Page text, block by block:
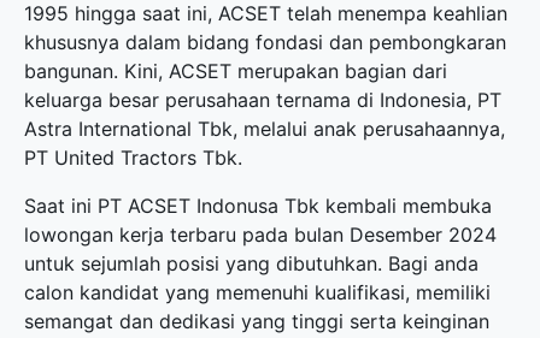
1995 hingga saat ini, ACSET telah menempa keahlian
khususnya dalam bidang fondasi dan pembongkaran
bangunan. Kini, ACSET merupakan bagian dari
keluarga besar perusahaan ternama di Indonesia, PT
Astra International Tbk, melalui anak perusahaannya,
PT United Tractors Tbk.
Saat ini PT ACSET Indonusa Tbk kembali membuka
lowongan kerja terbaru pada bulan Desember 2024
untuk sejumlah posisi yang dibutuhkan. Bagi anda
calon kandidat yang memenuhi kualifikasi, memiliki
semangat dan dedikasi yang tinggi serta keinginan